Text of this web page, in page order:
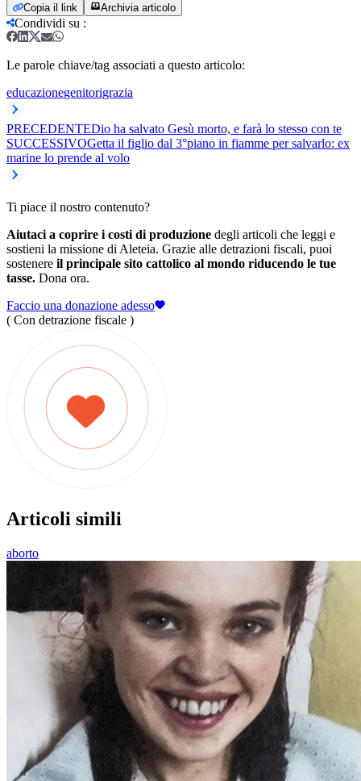
Copia il link Archivia articolo
Condividi su :
Le parole chiave/tag associati a questo articolo:
educazionegenitorigrazia
PRECEDENTEDio ha salvato Gesù morto, e farà lo stesso con te
SUCCESSIVOGetta il figlio dal 3°piano in fiamme per salvarlo: ex
marine lo prende al volo
Ti piace il nostro contenuto?
Aiutaci a coprire i costi di produzione degli articoli che leggi e
sostieni la missione di Aleteia. Grazie alle detrazioni fiscali, puoi
sostenere il principale sito cattolico al mondo riducendo le tue
tasse. Dona ora.
Faccio una donazione adesso
( Con detrazione fiscale )
Articoli simili
aborto